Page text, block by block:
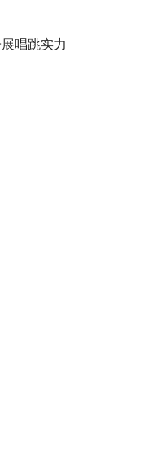
唱跳实力